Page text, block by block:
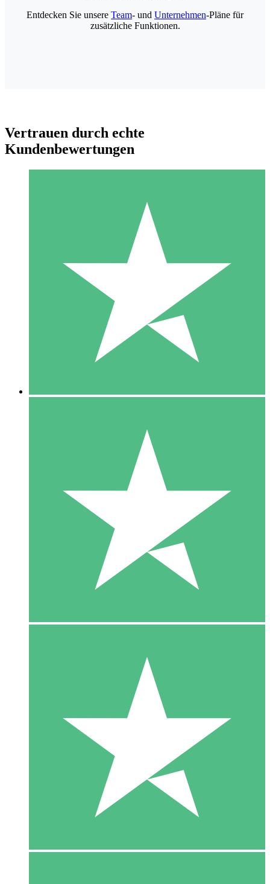
Individuelle Credit-Pakete
Zahlen Sie nach Bedarf mit Download-Credits. Keine
monatliche Verpflichtung erforderlich.
10 00
10 Downloads
20 00
Entdecken Sie unsere Team- und Unternehmen-Pläne für
zusätzliche Funktionen.
Vertrauen durch echte
Kundenbewertungen